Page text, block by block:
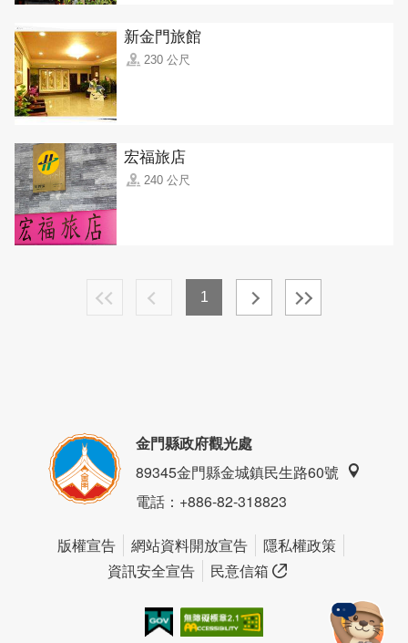
新金門旅館
230 公尺
宏福旅店
240 公尺
1
金門縣政府觀光處
89345金門縣金城鎮民生路60號
電話：+886-82-318823
版權宣告 網站資料開放宣告
隱私權政策
資訊安全宣告
民意信箱